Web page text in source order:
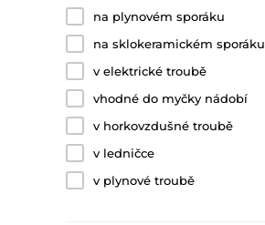
na plynovém sporáku
na sklokeramickém sporáku
v elektrické troubě
vhodné do myčky nádobí
v horkovzdušné troubě
v ledničce
v plynové troubě